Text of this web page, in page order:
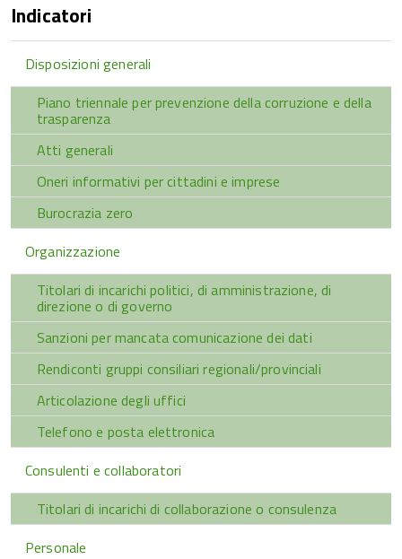
Indicatori
Disposizioni generali
Piano triennale per prevenzione della corruzione e della
trasparenza
Atti generali
Oneri informativi per cittadini e imprese
Burocrazia zero
Organizzazione
Titolari di incarichi politici, di amministrazione, di
direzione o di governo
Sanzioni per mancata comunicazione dei dati
Rendiconti gruppi consiliari regionali/provinciali
Articolazione degli uffici
Telefono e posta elettronica
Consulenti e collaboratori
Titolari di incarichi di collaborazione o consulenza
Personale